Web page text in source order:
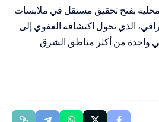
بفتح تحقيق مستقل في ملابسات
الذي تحول اكتشافه العفوي إلى
واحدة من أكثر مناطق الشرق